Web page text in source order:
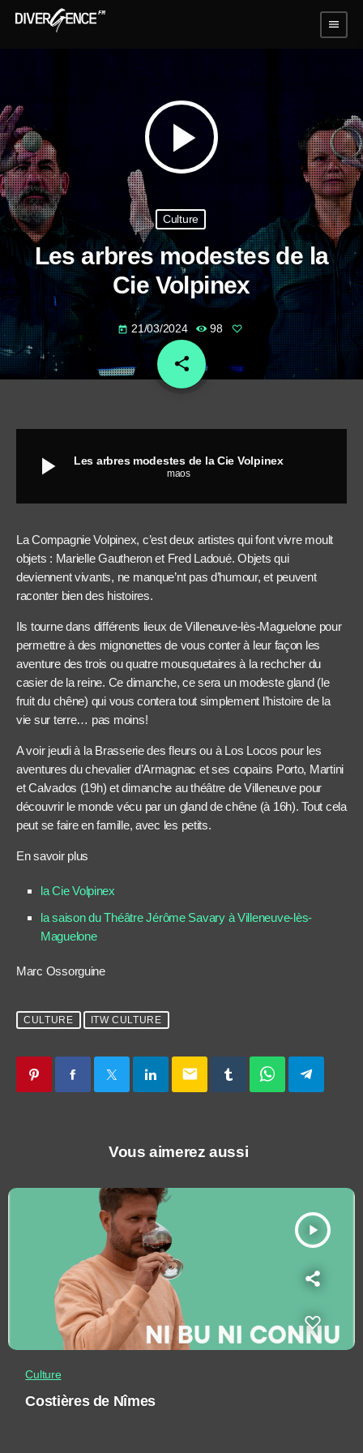
menu
play_arrow
Culture
Les arbres modestes de la
Cie Volpinex
today 21/03/2024 98
share
email
play_arrow Les arbres modestes de la Cie Volpinex
maos
La Compagnie Volpinex, c’est deux artistes qui font vivre moult
objets : Marielle Gautheron et Fred Ladoué. Objets qui
deviennent vivants, ne manque’nt pas d’humour, et peuvent
raconter bien des histoires.
Ils tourne dans différents lieux de Villeneuve-lès-Maguelone pour
permettre à des mignonettes de vous conter à leur façon les
aventure des trois ou quatre mousquetaires à la rechcher du
casier de la reine. Ce dimanche, ce sera un modeste gland (le
fruit du chêne) qui vous contera tout simplement l’histoire de la
vie sur terre… pas moins!
A voir jeudi à la Brasserie des fleurs ou à Los Locos pour les
aventures du chevalier d’Armagnac et ses copains Porto, Martini
et Calvados (19h) et dimanche au théâtre de Villeneuve pour
découvrir le monde vécu par un gland de chêne (à 16h). Tout cela
peut se faire en famille, avec les petits.
En savoir plus
la Cie Volpinex
la saison du Théâtre Jérôme Savary à Villeneuve-lès-
Maguelone
Marc Ossorguine
CULTURE ITW CULTURE
email
Vous aimerez aussi
play_arrow
Culture
Costières de Nîmes